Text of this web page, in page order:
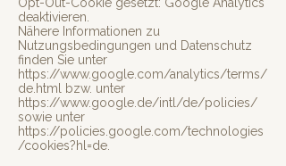
deaktivieren.
Nähere Informationen zu
Nutzungsbedingungen und Datenschutz
finden Sie unter
https://www.google.com/analytics/terms/
de.html
bzw. unter
https://www.google.de/intl/de/policies/
sowie unter
https://policies.google.com/technologies
/cookies?hl=de.